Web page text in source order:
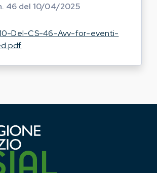
46 del 10/04/2025
Del-CS-46-Avv-for-eventi-